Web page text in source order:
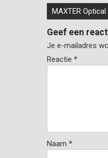
Bericht
navigatie
MAXTER Optical
Geef een
Je e-mailadres
Reactie *
Naam *